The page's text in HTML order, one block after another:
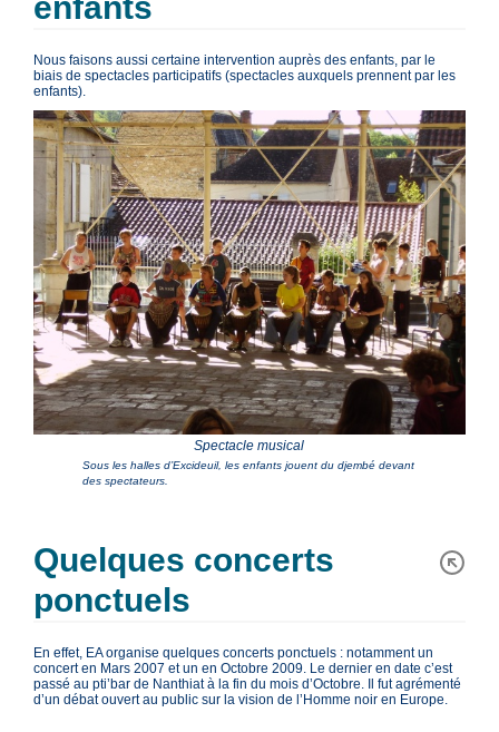
enfants
Nous faisons aussi certaine intervention auprès des enfants, par le
biais de spectacles participatifs (spectacles auxquels prennent par les
enfants).
Spectacle musical
Sous les halles d’Excideuil, les enfants jouent du djembé devant
des spectateurs.
Quelques concerts
ponctuels
En effet, EA organise quelques concerts ponctuels : notamment un
concert en Mars 2007 et un en Octobre 2009. Le dernier en date c’est
passé au pti’bar de Nanthiat à la fin du mois d’Octobre. Il fut agrémenté
d’un débat ouvert au public sur la vision de l’Homme noir en Europe.